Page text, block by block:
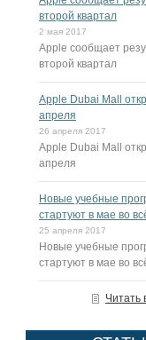
второй квартал
2 мая 2017
Apple сообщает
второй квартал
Apple Dubai Mall
апреля
26 апреля 2017
Apple Dubai Mall
апреля
Новые учебные
стартуют в мае во
25 апреля 2017
Новые учебные
стартуют в мае во
Читать